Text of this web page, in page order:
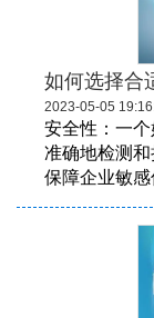
如何选择合
2023-05-05
安全性：一个
准确地检测
保障企业敏